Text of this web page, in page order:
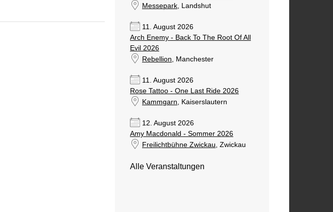
Messepark, Landshut
11. August 2026
Arch Enemy - Back To The Root Of All
Evil 2026
Rebellion, Manchester
11. August 2026
Rose Tattoo - One Last Ride 2026
Kammgarn, Kaiserslautern
12. August 2026
Amy Macdonald - Sommer 2026
Freilichtbühne Zwickau, Zwickau
Alle Veranstaltungen